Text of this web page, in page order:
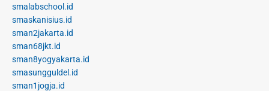
smalabschool.id
smaskanisius.id
sman2jakarta.id
sman68jkt.id
sman8yogyakarta.id
smasungguldel.id
sman1jogja.id